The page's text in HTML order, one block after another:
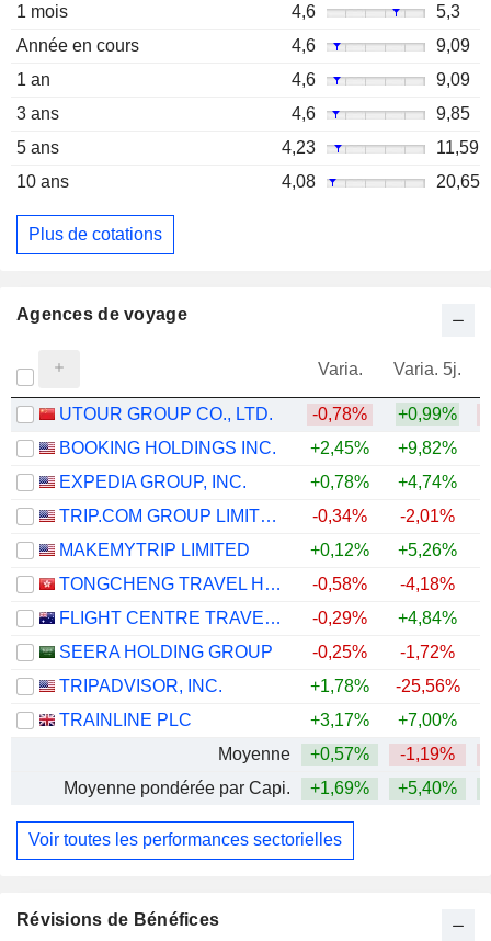
1 mois
4,6
5,3
Année en cours
4,6
9,09
1 an
4,6
9,09
3 ans
4,6
9,85
5 ans
4,23
11,59
10 ans
4,08 20,65
Plus de cotations
Agences de voyage
Varia. Varia. 5j.
UTOUR GROUP CO., LTD. -0,78% +0,99%
BOOKING HOLDINGS INC.
+2,45% +9,82%
EXPEDIA GROUP, INC.
+0,78% +4,74%
TRIP.COM GROUP LIMITED
-0,34% -2,01%
MAKEMYTRIP LIMITED
+0,12% +5,26%
TONGCHENG TRAVEL HOLDINGS LIMITED
-0,58% -4,18%
FLIGHT CENTRE TRAVEL GROUP LIMITED
-0,29% +4,84%
SEERA HOLDING GROUP
-0,25% -1,72%
TRIPADVISOR, INC.
+1,78% -25,56%
TRAINLINE PLC
+3,17% +7,00%
Moyenne
+0,57% -1,19%
Moyenne pondérée par Capi.
+1,69% +5,40%
Voir toutes les performances sectorielles
Révisions de Bénéfices